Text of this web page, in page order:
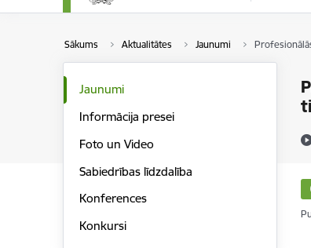
Sākums Aktualitātes Jaunumi
Jaunumi
Informācija presei
Foto un Video
Sabiedrības līdzdalība
Konferences
Konkursi